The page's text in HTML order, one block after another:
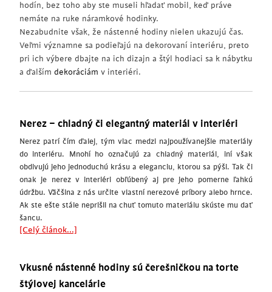
hodín, bez toho aby ste museli hľadať mobil, keď práve
nemáte na ruke náramkové hodinky.
Nezabudnite však, že nástenné hodiny nielen ukazujú čas.
Veľmi významne sa podieľajú na dekorovaní interiéru, preto
pri ich výbere dbajte na ich dizajn a štýl hodiaci sa k nábytku
a ďalším dekoráciám v interiéri.
Nerez – chladný či elegantný materiál v interiéri
Nerez patrí čím ďalej, tým viac medzi najpoužívanejšie materiály
do interiéru. Mnohí ho označujú za chladný materiál, iní však
obdivujú jeho jednoduchú krásu a eleganciu, ktorou sa pýši. Tak či
onak je nerez v interiéri obľúbený aj pre jeho pomerne ľahkú
údržbu. Väčšina z nás určite vlastní nerezové príbory alebo hrnce.
Ak ste ešte stále neprišli na chuť tomuto materiálu skúste mu dať
šancu.
[Celý článok...]
Vkusné nástenné hodiny sú čerešničkou na torte
štýlovej kancelárie